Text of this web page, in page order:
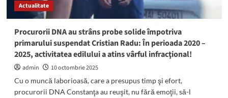
Actualitate
Procurorii DNA au strâns probe solide împotriva
primarului suspendat Cristian Radu: În perioada 2020 –
2025, activitatea edilului a atins vârful infracţional!
admin
10 octombrie 2025
Cu o muncă laborioasă, care a presupus timp şi efort,
procurorii DNA Constanţa au reuşit, nu fără emoţii, să-l